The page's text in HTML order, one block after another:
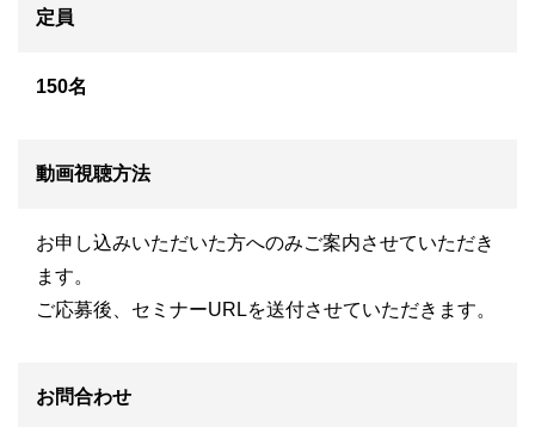
定員
150名
動画視聴方法
お申し込みいただいた方へのみご案内させていただき
ます。
ご応募後、セミナーURLを送付させていただきます。
お問合わせ